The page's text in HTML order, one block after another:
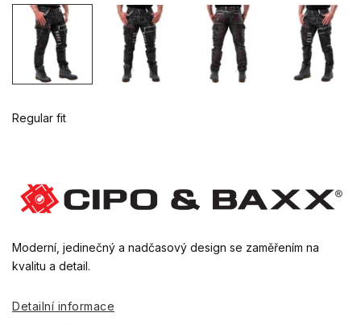
Regular fit
Moderní, jedinečný a nadčasový design se zaměřením na
kvalitu a detail.
Detailní informace